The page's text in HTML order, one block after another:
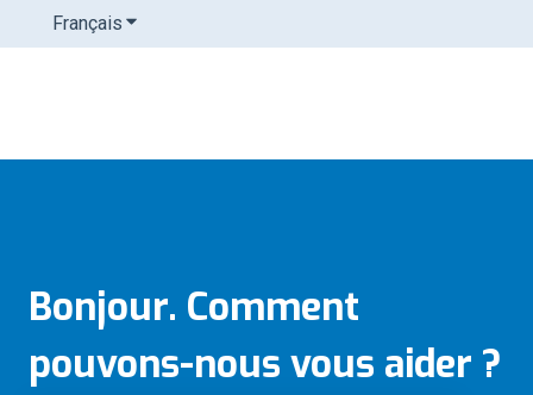
Français Afficher le sous-menu pour les traductions
Bonjour. Comment
pouvons-nous vous aider ?